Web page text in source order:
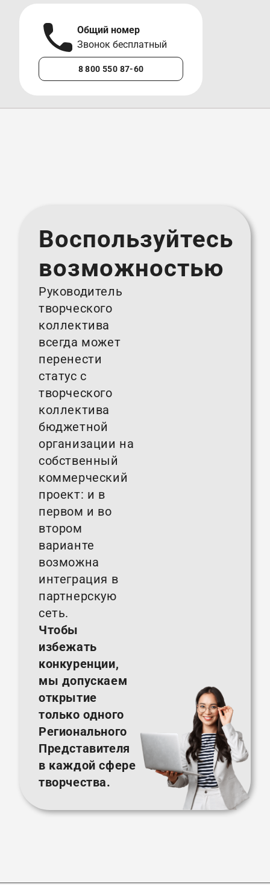
Общий номер
Звонок бесплатный
8 800 550 87-60
Воспользуйтесь
возможностью
Руководитель
творческого
коллектива
всегда может
перенести
статус с
творческого
коллектива
бюджетной
организации на
собственный
коммерческий
проект: и в
первом и во
втором
варианте
возможна
интеграция в
партнерскую
сеть.
Чтобы
избежать
конкуренции,
мы допускаем
открытие
только одного
Регионального
Представителя
в каждой сфере
творчества.